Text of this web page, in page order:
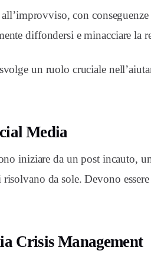
con
diffondersi e minacciare la
un ruolo cruciale
Media
iniziare da un post incauto,
da sole. Devono
Crisis Management